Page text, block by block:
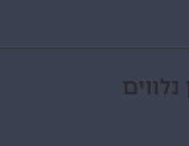
נלווים